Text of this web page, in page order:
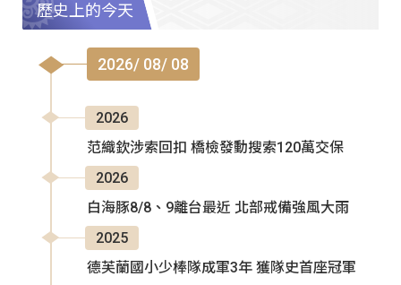
歷史上的今天
2026/ 08/ 08
2026
范織欽涉索回扣 橋檢發動搜索120萬交保
2026
白海豚8/8、9離台最近 北部戒備強風大雨
2025
德芙蘭國小少棒隊成軍3年 獲隊史首座冠軍